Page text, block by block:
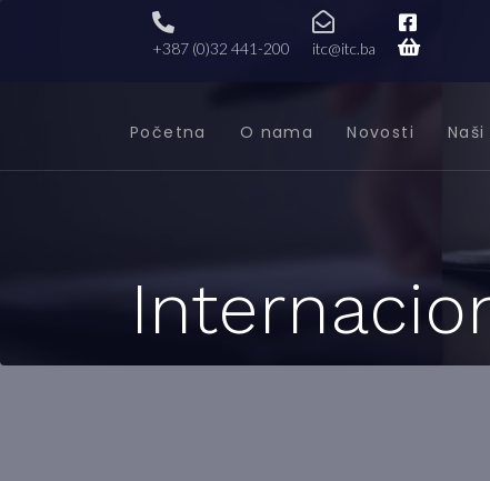
+387 (0)32 441-200 itc@itc.ba
Početna O nama Novosti